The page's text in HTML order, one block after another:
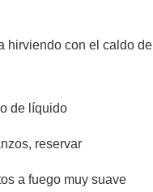
hirviendo con el caldo de
de líquido
reservar
a fuego muy suave